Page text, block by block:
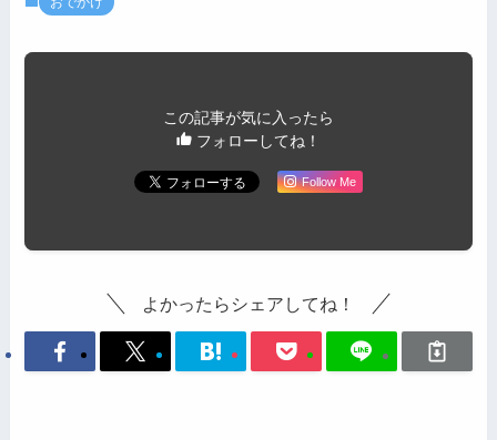
この記事が気に入ったら
フォローしてね！
Follow Me
よかったらシェアしてね！